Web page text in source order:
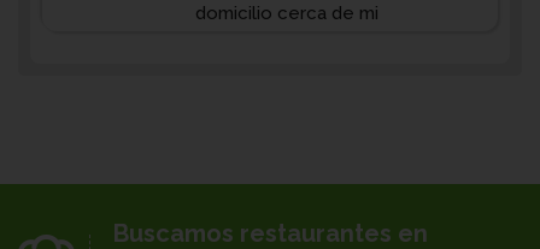
domicilio cerca de mi
Buscamos restaurantes en